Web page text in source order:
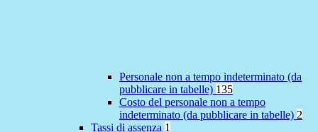
Personale non a tempo indeterminato (da
pubblicare in tabelle) 135
Costo del personale non a tempo
indeterminato (da pubblicare in tabelle) 2
Tassi di assenza 1